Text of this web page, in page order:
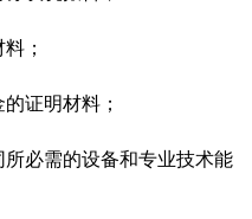
；
证明材料；
必需的设备和专业技术能